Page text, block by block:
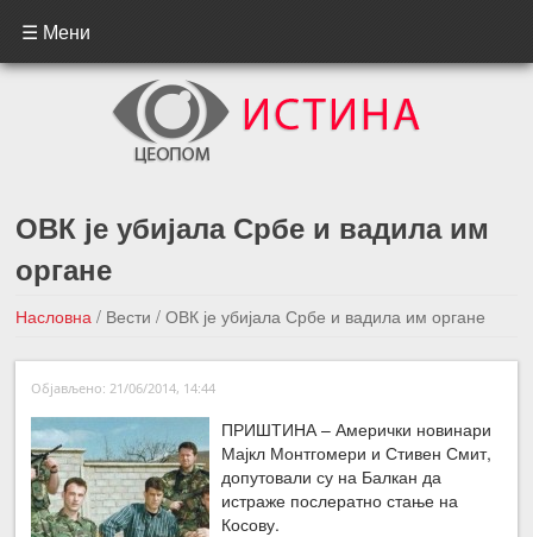
☰ Мени
ОВК је убијала Србе и вадила им
органе
Насловна / Вести/ ОВК је убијала Србе и вадила им органе
←Претходна вест
Следећа вест →
Објављено: 21/06/2014, 14:44
ПРИШТИНА – Амерички новинари
Мајкл Монтгомери и Стивен Смит,
допутовали су на Балкан да
истраже послератно стање на
Косову.